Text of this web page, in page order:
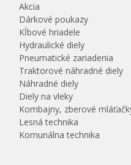
Akcia
Dárkové poukazy
Kĺbové hriadele
Hydraulické diely
Pneumatické zariadenia
Traktorové náhradné diely
Náhradné diely
Diely na vleky
Kombajny, zberové
Lesná technika
Komunálna technika